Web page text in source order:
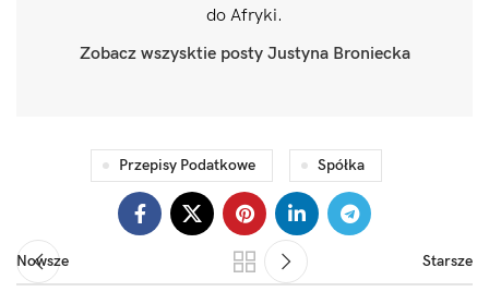
do Afryki.
Zobacz wszysktie posty Justyna Broniecka
Przepisy Podatkowe Spółka
Nowsze Starsze